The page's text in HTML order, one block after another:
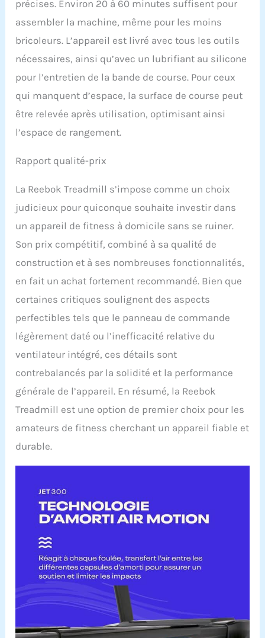
précises. Environ 20 à 60 minutes suffisent pour
assembler la machine, même pour les moins
bricoleurs. L’appareil est livré avec tous les outils
nécessaires, ainsi qu’avec un lubrifiant au silicone
pour l’entretien de la bande de course. Pour ceux
qui manquent d’espace, la surface de course peut
être relevée après utilisation, optimisant ainsi
l’espace de rangement.
Rapport qualité-prix
La Reebok Treadmill s’impose comme un choix
judicieux pour quiconque souhaite investir dans
un appareil de fitness à domicile sans se ruiner.
Son prix compétitif, combiné à sa qualité de
construction et à ses nombreuses fonctionnalités,
en fait un achat fortement recommandé. Bien que
certaines critiques soulignent des aspects
perfectibles tels que le panneau de commande
légèrement daté ou l’inefficacité relative du
ventilateur intégré, ces détails sont
contrebalancés par la solidité et la performance
générale de l’appareil. En résumé, la Reebok
Treadmill est une option de premier choix pour les
amateurs de fitness cherchant un appareil fiable et
durable.